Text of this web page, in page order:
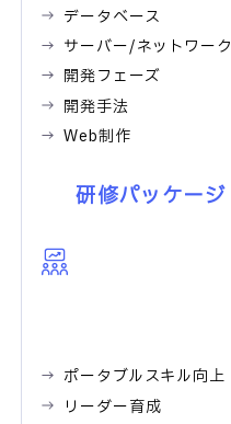
データベース
サーバー/ネットワーク
開発フェーズ
開発手法
Web制作
研修パッケージ
ポータブルスキル向上
リーダー育成